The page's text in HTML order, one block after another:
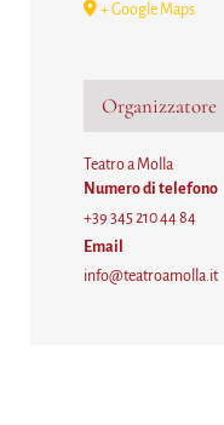
+ Google Maps
Organizzatore
Teatro a Molla
Numero di telefono
+39 345 210 44 84
Email
info@teatroamolla.it